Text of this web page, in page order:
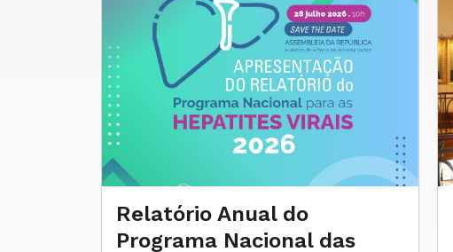
Relatório Anual do
Programa Nacional das